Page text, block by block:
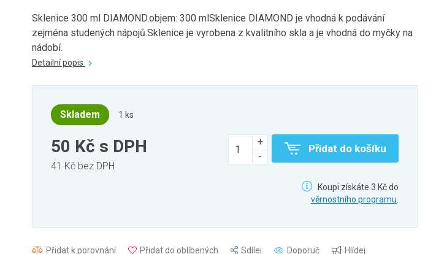
Sklenice 300 ml DIAMOND.objem: 300 mlSklenice DIAMOND je vhodná k podávání
zejména studených nápojů.Sklenice je vyrobena z kvalitního skla a je vhodná do myčky na
nádobí.
Detailní popis
Skladem 1 ks
50 Kč s DPH
41 Kč bez DPH
Přidat do košíku
Koupi získáte 3 Kč do
věrnostního programu
Přidat k porovnání Přidat do oblíbených Sdílej Doporuč
Hlídej